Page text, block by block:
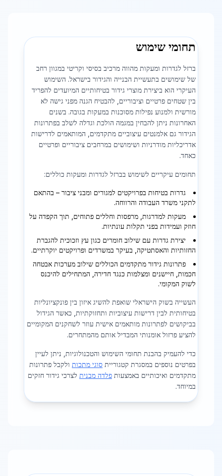
תחומי שימוש
ברזל לגדרות ומעקות מהווה מרכיב בסיסי וקריטי במגוון רחב
של שימושים בתעשיית הבנייה והגידור בישראל. השימוש
העיקרי הוא ביצירת מוצרי גידור בטיחותיים המיועדים להפריד
בין שטחים פרטיים וציבוריים, להבטיח הגנה מפני גישה לא
מורשית ולמנוע נפילות מסוכנות במעקות בגובה. בשנים
האחרונות ניתן להבחין במגמה הולכת וגדלה לשלב בפתרונות
הגידור גם אלמנטים עיצוביים מתקדמים, המותאמים לדרישות
אדריכליות מודרניות ושימושים במרחבים ציבוריים ופרטיים
כאחד.
תחומים עיקריים לשימוש בברזל לגדרות ומעקות כוללים:
גדרות בטיחות בפרויקטים למגורים ומבני ציבור – בהתאם
לתקני משרד העבודה והרווחה.
מעקות למדרגות, מרפסות וחללים פתוחים, תוך הקפדה על
חוזק ועמידות בפני תקלות עונתיות.
יצירת גדרות עם שילוב חומרים כגון עץ וזכוכית להגברת
החזותיות והאסתטיקה, בעיקר במשרדים ופרויקטים יוקרתיים.
פתרונות גידור מתקדמים הכוללים שילוב מערכות אבטחה
חכמות, חיישנים ומצלמות כנגד חדירה, המתחילים להיכנס
לשוק המקומי.
העשייה בשוק הישראלי שואפת להשיג איזון בין פונקציונליות
בטיחותית לבין דרישות עיצוביות ותחזוקתיות, כאשר הגידול
בביקושים לפתרונות מותאמים אישית עוזר לשחקנים המקומיים
להציע פרזול אומנותי המבדיל אותם מהמתחרים.
כדי להעמיק בהבנת תחומי השימוש והטכנולוגיות, ניתן לעיין
בפרטים נוספים במסגרת קטגוריית סוגי מתכות ולקבל פתרונות
מתקדמים ואיכותיים באמצעות פלדה מבנית לצרכי גידור חזקים
במיוחד.